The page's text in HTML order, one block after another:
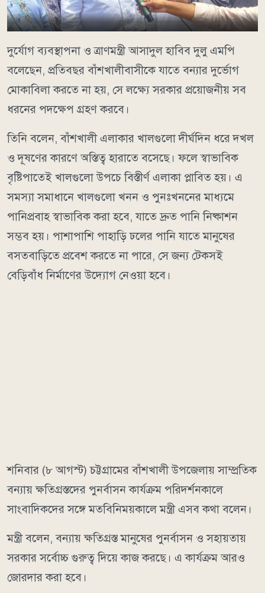
দুর্যোগ ব্যবস্থাপনা ও ত্রাণমন্ত্রী আসাদুল হাবিব দুলু এমপি
বলেছেন, প্রতিবছর বাঁশখালীবাসীকে যাতে বন্যার দুর্ভোগ
মোকাবিলা করতে না হয়, সে লক্ষ্যে সরকার প্রয়োজনীয় সব
ধরনের পদক্ষেপ গ্রহণ করবে।
তিনি বলেন, বাঁশখালী এলাকার খালগুলো দীর্ঘদিন ধরে দখল
ও দূষণের কারণে অস্তিত্ব হারাতে বসেছে। ফলে স্বাভাবিক
বৃষ্টিপাতেই খালগুলো উপচে বিস্তীর্ণ এলাকা প্লাবিত হয়। এ
সমস্যা সমাধানে খালগুলো খনন ও পুনঃখননের মাধ্যমে
পানিপ্রবাহ স্বাভাবিক করা হবে, যাতে দ্রুত পানি নিষ্কাশন
সম্ভব হয়। পাশাপাশি পাহাড়ি ঢলের পানি যাতে মানুষের
বসতবাড়িতে প্রবেশ করতে না পারে, সে জন্য টেকসই
বেড়িবাঁধ নির্মাণের উদ্যোগ নেওয়া হবে।
শনিবার (৮ আগস্ট) চট্টগ্রামের বাঁশখালী উপজেলায় সাম্প্রতিক
বন্যায় ক্ষতিগ্রস্তদের পুনর্বাসন কার্যক্রম পরিদর্শনকালে
সাংবাদিকদের সঙ্গে মতবিনিময়কালে মন্ত্রী এসব কথা বলেন।
মন্ত্রী বলেন, বন্যায় ক্ষতিগ্রস্ত মানুষের পুনর্বাসন ও সহায়তায়
সরকার সর্বোচ্চ গুরুত্ব দিয়ে কাজ করছে। এ কার্যক্রম আরও
জোরদার করা হবে।